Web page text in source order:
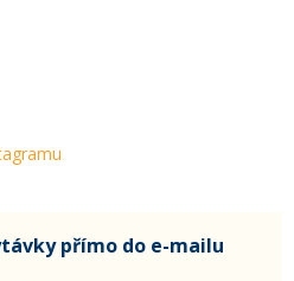
přímo do e-mailu